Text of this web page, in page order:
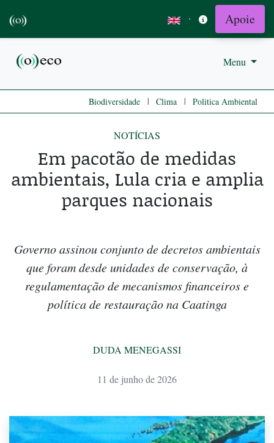
· Apoie
Menu
Biodiversidade | Clima | Politica Ambiental
NOTÍCIAS
Em pacotão de medidas
ambientais, Lula cria e amplia
parques nacionais
Governo assinou conjunto de decretos ambientais
que foram desde unidades de conservação, à
regulamentação de mecanismos financeiros e
política de restauração na Caatinga
DUDA MENEGASSI
11 de junho de 2026